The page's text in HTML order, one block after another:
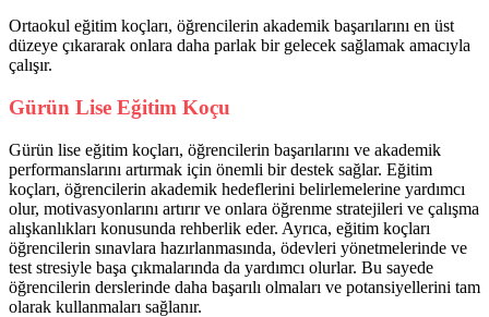
Ortaokul eğitim koçları, öğrencilerin akademik başarılarını en üst
düzeye çıkararak onlara daha parlak bir gelecek sağlamak amacıyla
çalışır.
Gürün Lise Eğitim Koçu
Gürün lise eğitim koçları, öğrencilerin başarılarını ve akademik
performanslarını artırmak için önemli bir destek sağlar. Eğitim
koçları, öğrencilerin akademik hedeflerini belirlemelerine yardımcı
olur, motivasyonlarını artırır ve onlara öğrenme stratejileri ve çalışma
alışkanlıkları konusunda rehberlik eder. Ayrıca, eğitim koçları
öğrencilerin sınavlara hazırlanmasında, ödevleri yönetmelerinde ve
test stresiyle başa çıkmalarında da yardımcı olurlar. Bu sayede
öğrencilerin derslerinde daha başarılı olmaları ve potansiyellerini tam
olarak kullanmaları sağlanır.